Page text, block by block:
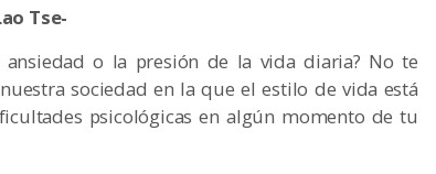
Tse-
o la presión de la vida diaria? No te
sociedad en la que el estilo de vida está
psicológicas en algún momento de tu